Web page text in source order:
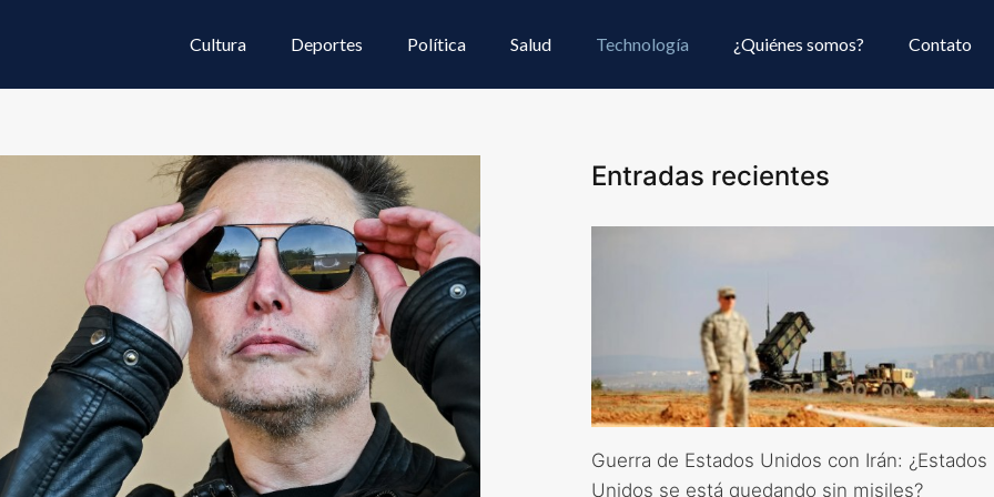
Cultura Deportes Política Salud Technología ¿Quiénes somos? Contato
Entradas recientes
Guerra de Estados Unidos con Irán: ¿Estados
Unidos se está quedando sin misiles?